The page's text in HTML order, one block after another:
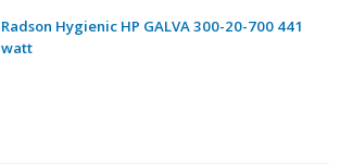
Radson Hygienic HP GALVA 300-20-700 441
watt